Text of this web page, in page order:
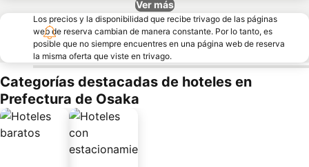
Ver más
Los precios y la disponibilidad que recibe trivago de las páginas
web de reserva cambian de manera constante. Por lo tanto, es
posible que no siempre encuentres en una página web de reserva
la misma oferta que viste en trivago.
Categorías destacadas de hoteles en
Prefectura de Osaka